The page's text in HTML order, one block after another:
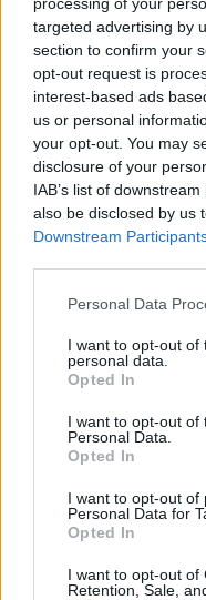
targeted advertising by
section to confirm your
opt-out request is
interest-based ads
us or personal
your opt-out. You may
disclosure of your
IAB’s list of
also be disclosed by us
Downstream
Please note that this
not limited to your visit
grant or deny consent
use your data for below
consent section.
Personal Data
I want to opt-out of
personal data.
Opted In
I want to opt-out of
Personal Data.
Opted In
I want to opt-out of
Personal Data for
Opted In
I want to opt-out of
Retention, Sale,
ROMERO
PAU
Estos jugadores son
Cabanes, Gerard
Estos jugadores son
Posibles cambios en
la lesión de Gerard
es baja, por lo que
campo. Pau Navarro o